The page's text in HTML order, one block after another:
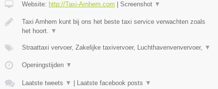
Website: http://Taxi-Arnhem.com Screenshot ▼
Taxi Arnhem kunt bij ons het beste taxi service verwachten zoals
het hoort. ▼
Straattaxi vervoer, Zakelijke taxivervoer, Luchthavenvenvervoer, ▼
Openingstijden ▼
Laatste tweets ▼ Laatste facebook posts ▼